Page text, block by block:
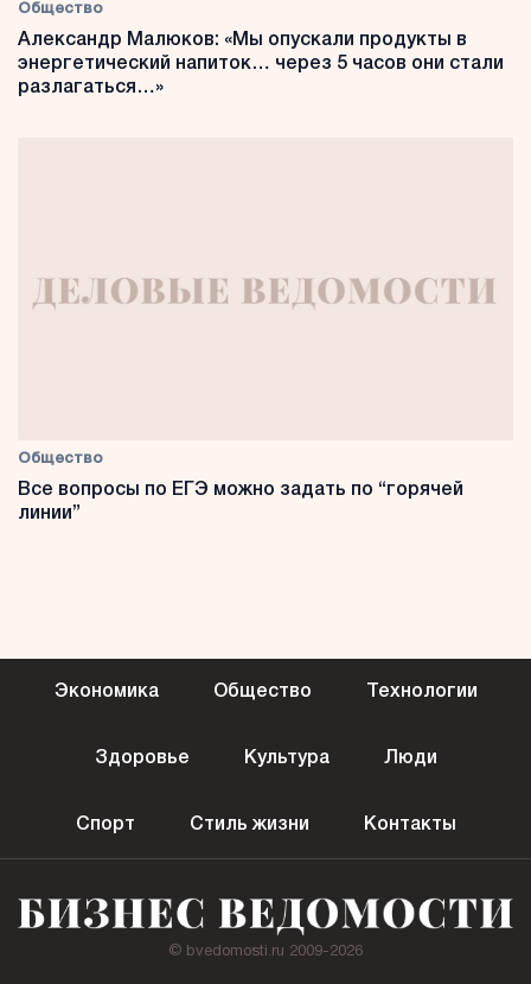
Общество
Александр Малюков: «Мы опускали продукты в
энергетический напиток… через 5 часов они стали
разлагаться…»
Общество
Все вопросы по ЕГЭ можно задать по “горячей
линии”
Экономика Общество Технологии
Здоровье Культура Люди
Спорт Стиль жизни Контакты
© bvedomosti.ru 2009-2026